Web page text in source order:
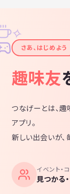
✦
✧
さあ、はじめよう
趣味友
つなげーとは、趣
アプリ。
新しい出会いが、
イベント・
見つかる